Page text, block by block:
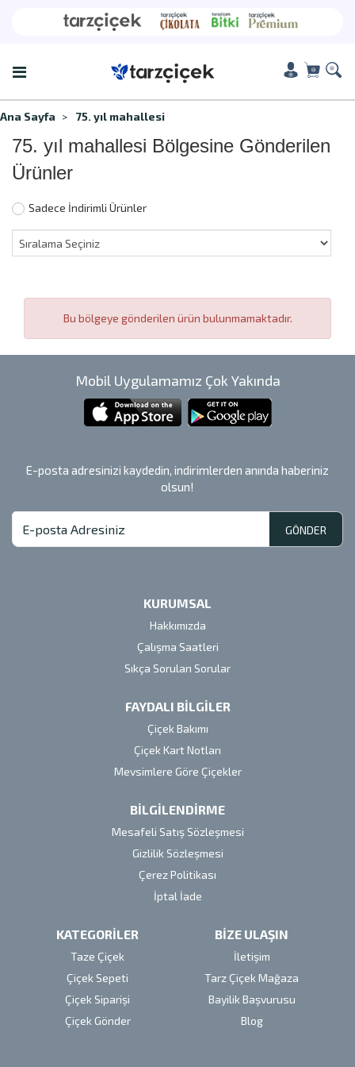
Ana Sayfa 75. yıl mahallesi
75. yıl mahallesi Bölgesine Gönderilen
Ürünler
Sadece İndirimli Ürünler
Bu bölgeye gönderilen ürün bulunmamaktadır.
Mobil Uygulamamız Çok Yakında
E-posta adresinizi kaydedin, indirimlerden anında haberiniz
olsun!
GÖNDER
KURUMSAL
Hakkımızda
Çalışma Saatleri
Sıkça Sorulan Sorular
FAYDALI BİLGİLER
Çiçek Bakımı
Çiçek Kart Notları
Mevsimlere Göre Çiçekler
BİLGİLENDİRME
Mesafeli Satış Sözleşmesi
Gizlilik Sözleşmesi
Çerez Politikası
İptal İade
KATEGORİLER
Taze Çiçek
Çiçek Sepeti
Çiçek Siparişi
Çiçek Gönder
BİZE ULAŞIN
İletişim
Tarz Çiçek Mağaza
Bayilik Başvurusu
Blog